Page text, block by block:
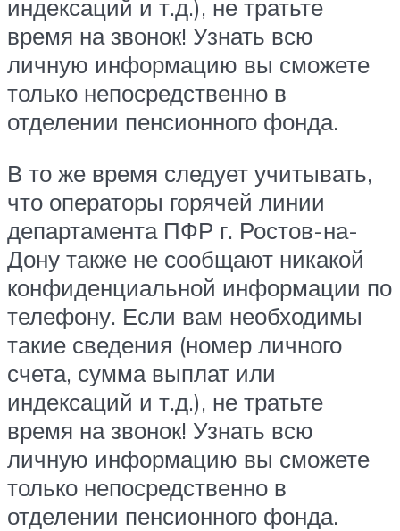
индексаций и т.д.), не тратьте
время на звонок! Узнать всю
личную информацию вы сможете
только непосредственно в
отделении пенсионного фонда.
В то же время следует учитывать,
что операторы горячей линии
департамента ПФР г. Ростов-на-
Дону также не сообщают никакой
конфиденциальной информации по
телефону. Если вам необходимы
такие сведения (номер личного
счета, сумма выплат или
индексаций и т.д.), не тратьте
время на звонок! Узнать всю
личную информацию вы сможете
только непосредственно в
отделении пенсионного фонда.